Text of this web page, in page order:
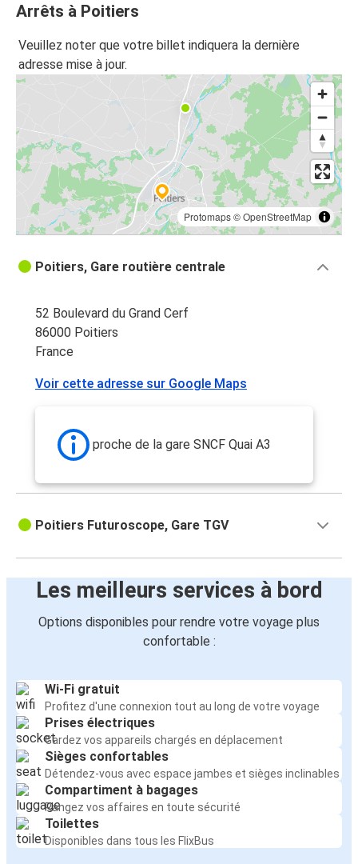
Arrêts à Poitiers
Veuillez noter que votre billet indiquera la dernière
adresse mise à jour.
Protomaps©OpenStreetMap
Poitiers, Gare routière centrale
52 Boulevard du Grand Cerf
86000 Poitiers
France
Voir cette adresse sur Google Maps
proche de la gare SNCF Quai A3
Poitiers Futuroscope, Gare TGV
Les meilleurs services à bord
Options disponibles pour rendre votre voyage plus
confortable :
Wi-Fi gratuit
Profitez d'une connexion tout au long de votre voyage
Prises électriques
Gardez vos appareils chargés en déplacement
Sièges confortables
Détendez-vous avec espace jambes et sièges inclinables
Compartiment à bagages
Rangez vos affaires en toute sécurité
Toilettes
Disponibles dans tous les FlixBus